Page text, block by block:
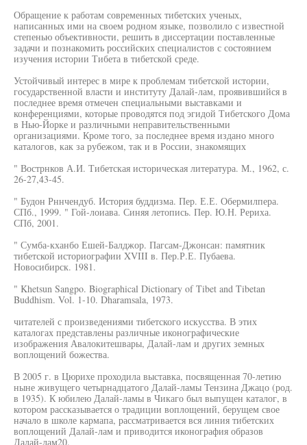
Обращение к работам современных тибетских ученых,
написанных ими на своем родном языке, позволило с известной
степенью объективности, решить в диссертации поставленные
задачи и познакомить российских специалистов с состоянием
изучения истории Тибета в тибетской среде.
Устойчивый интерес в мире к проблемам тибетской истории,
государственной власти и институту Далай-лам, проявившийся в
последнее время отмечен специальными выставками и
конференциями, которые проводятся под эгидой Тибетского Дома
в Нью-Йорке и различными неправительственными
организациями. Кроме того, за последнее время издано много
каталогов, как за рубежом, так и в России, знакомящих
" Вострнков А.И. Тибетская историческая литература. М., 1962, с.
26-27,43-45.
" Будон Рннчендуб. История буддизма. Пер. Е.Е. Обермилпера.
СПб., 1999. " Гой-лоиава. Синяя летопись. Пер. Ю.Н. Рериха.
СПб, 2001.
" Сумба-кханбо Ешей-Балджор. Пагсам-Джонсан: памятник
тибетской историографии XVIII в. Пер.Р.Е. Пубаева.
Новосибирск. 1981.
" Khetsun Sangpo. Biographical Dictionary of Tibet and Tibetan
Buddhism. Vol. 1-10. Dharamsala, 1973.
читателей с произведениями тибетского искусства. В этих
каталогах представлены различные иконографические
изображения Авалокитешвары, Далай-лам и других земных
воплощений божества.
В 2005 г. в Цюрихе проходила выставка, посвященная 70-летию
ныне живущего четырнадцатого Далай-ламы Тензина Джацо (род.
в 1935). К юбилею Далай-ламы в Чикаго был выпущен каталог, в
котором рассказывается о традиции воплощений, берущем свое
начало в школе кармапа, рассматривается вся линия тибетских
воплощений Далай-лам и приводится иконография образов
Далай-лам20.